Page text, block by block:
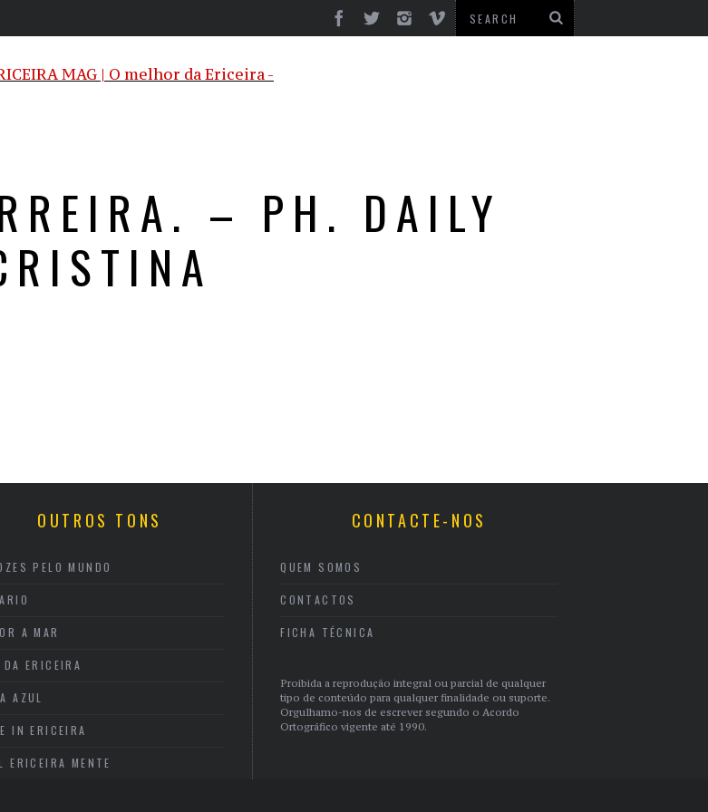
– PH. DAILY
OUTROS TONS
PELO MUNDO
A MAR
DA ERICEIRA
AZUL
IN ERICEIRA
ERICEIRA MENTE
CONTACTE-NOS
QUEM SOMOS
CONTACTOS
FICHA TÉCNICA
Proibida a reprodução integral ou parcial de qualquer
tipo de conteúdo para qualquer finalidade ou suporte.
Orgulhamo-nos de escrever segundo o Acordo
Ortográfico vigente até 1990.